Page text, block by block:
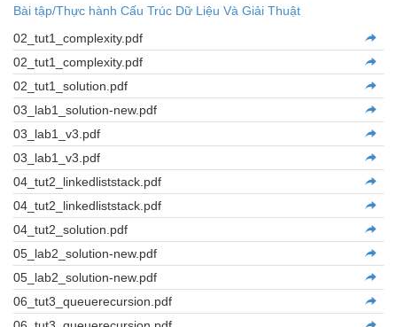
Bài tập/Thực hành Cấu Trúc Dữ Liệu Và Giải Thuật
02_tut1_complexity.pdf
02_tut1_complexity.pdf
02_tut1_solution.pdf
03_lab1_solution-new.pdf
03_lab1_v3.pdf
03_lab1_v3.pdf
04_tut2_linkedliststack.pdf
04_tut2_linkedliststack.pdf
04_tut2_solution.pdf
05_lab2_solution-new.pdf
05_lab2_solution-new.pdf
06_tut3_queuerecursion.pdf